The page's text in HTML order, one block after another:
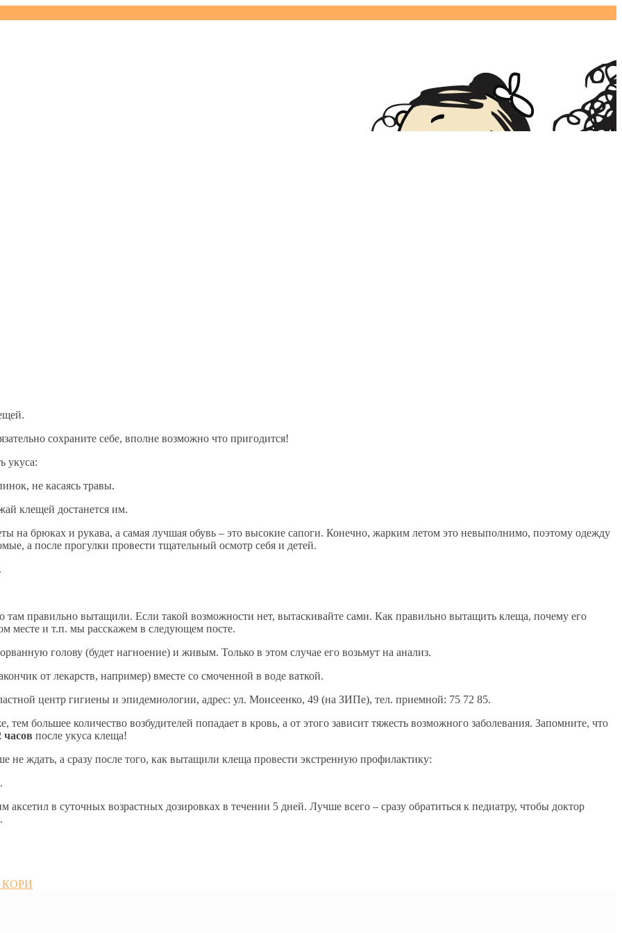
сохраните себе, вполне возможно что пригодится!
укуса:
не касаясь травы.
клещей достанется им.
брюках и рукава, а самая лучшая обувь – это высокие сапоги. Конечно, жарким летом это невыполнимо, поэтому одежду
а после прогулки провести тщательный осмотр себя и детей.
правильно вытащили. Если такой возможности нет, вытаскивайте сами. Как правильно вытащить клеща, почему его
месте и т.п. мы расскажем в следующем посте.
голову (будет нагноение) и живым. Только в этом случае его возьмут на анализ.
от лекарств, например) вместе со смоченной в воде ваткой.
центр гигиены и эпидемиологии, адрес: ул. Моисеенко, 49 (на ЗИПе), тел. приемной: 75 72 85.
большее количество возбудителей попадает в кровь, а от этого зависит тяжесть возможного заболевания. Запомните, что
часов после укуса клеща!
не ждать, а сразу после того, как вытащили клеща провести экстренную профилактику:
в суточных возрастных дозировках в течении 5 дней. Лучше всего – сразу обратиться к педиатру, чтобы доктор